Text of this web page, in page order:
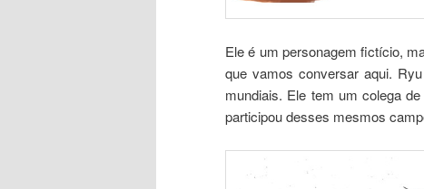
Ele é um personagem fictício,
que vamos conversar aqui.
mundiais. Ele tem um colega
participou desses mesmos